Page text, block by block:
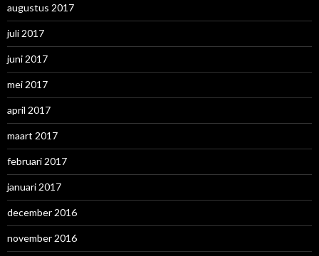
augustus 2017
juli 2017
juni 2017
mei 2017
april 2017
maart 2017
februari 2017
januari 2017
december 2016
november 2016